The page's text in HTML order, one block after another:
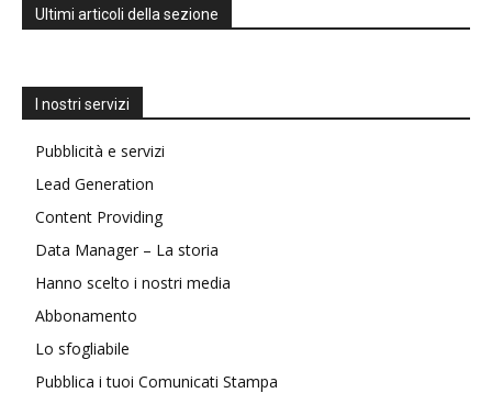
Ultimi articoli della sezione
I nostri servizi
Pubblicità e servizi
Lead Generation
Content Providing
Data Manager – La storia
Hanno scelto i nostri media
Abbonamento
Lo sfogliabile
Pubblica i tuoi Comunicati Stampa